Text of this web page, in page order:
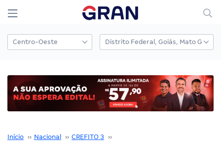
Início ›› Nacional ›› CREFITO 3 ››